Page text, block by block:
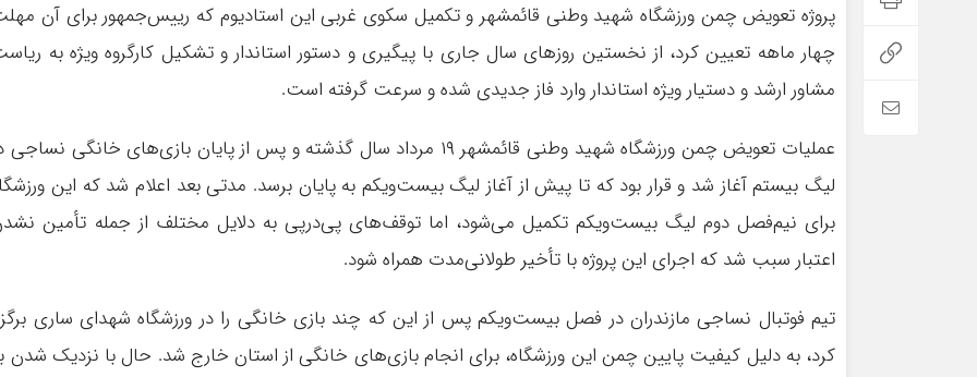
پروژه تعویض چمن ورزشگاه شهید وطنی قائمشهر و تکمیل سکوی غربی این استادیوم که رییس‌جمهور برای آن
چهار ماهه تعیین کرد، از نخستین روزهای سال جاری با پیگیری و دستور استاندار و تشکیل کارگروه ویژه به
مشاور ارشد و دستیار ویژه استاندار وارد فاز جدیدی شده و سرعت گرفته است.
عملیات تعویض چمن ورزشگاه شهید وطنی قائمشهر ۱۹ مرداد سال گذشته و پس از پایان بازی‌های خانگی
لیگ بیستم آغاز شد و قرار بود که تا پیش از آغاز لیگ بیست‌ویکم به پایان برسد. مدتی بعد اعلام شد که این
برای نیم‌فصل دوم لیگ بیست‌ویکم تکمیل می‌شود، اما توقف‌های پی‌درپی به دلایل مختلف از جمله تأمین
اعتبار سبب شد که اجرای این پروژه با تأخیر طولانی‌مدت همراه شود.
تیم فوتبال نساجی مازندران در فصل بیست‌ویکم پس از این که چند بازی خانگی را در ورزشگاه شهدای ساری
کرد، به دلیل کیفیت پایین چمن این ورزشگاه، برای انجام بازی‌های خانگی از استان خارج شد. حال با نزدیک شدن